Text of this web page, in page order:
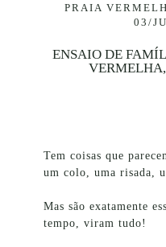
PRAIA
03/
ENSAIO DE
Tem coisas que
um colo, uma risada,
Mas são exatamente
tempo, viram tudo!